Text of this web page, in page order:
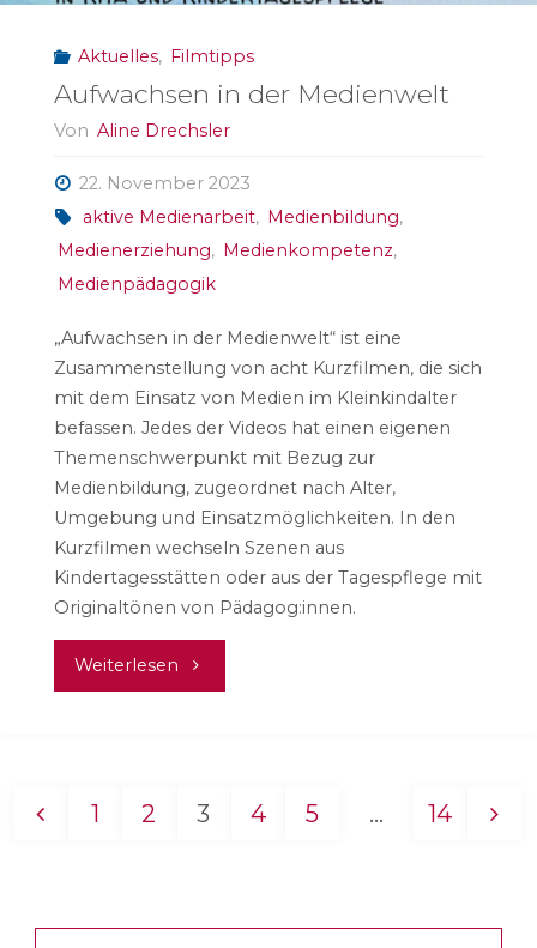
Aktuelles, Filmtipps
Aufwachsen in der Medienwelt
Von Aline Drechsler
22. November 2023
aktive Medienarbeit, Medienbildung,
Medienerziehung, Medienkompetenz,
Medienpädagogik
„Aufwachsen in der Medienwelt“ ist eine
Zusammenstellung von acht Kurzfilmen, die sich
mit dem Einsatz von Medien im Kleinkindalter
befassen. Jedes der Videos hat einen eigenen
Themenschwerpunkt mit Bezug zur
Medienbildung, zugeordnet nach Alter,
Umgebung und Einsatzmöglichkeiten. In den
Kurzfilmen wechseln Szenen aus
Kindertagesstätten oder aus der Tagespflege mit
Originaltönen von Pädagog:innen.
Weiterlesen "Aufwachsen
Medienwelt"
der
1 2 3 4 5 … 14